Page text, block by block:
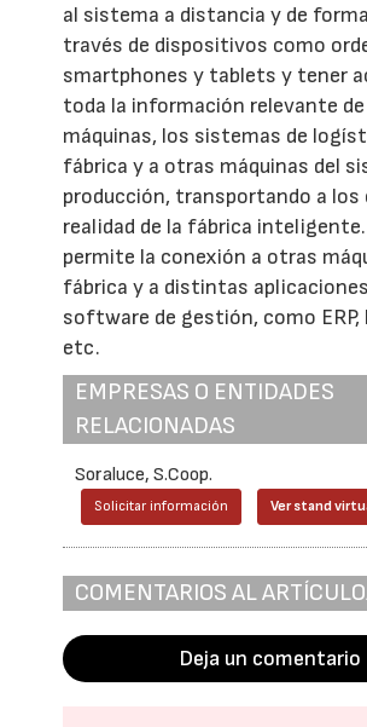
al sistema a distancia y de
través de dispositivos como
smartphones y tablets y tener
toda la información relevante de
máquinas, los sistemas de
fábrica y a otras máquinas del
producción, transportando a los
realidad de la fábrica inteligente.
permite la conexión a otras
fábrica y a distintas
software de gestión, como ERP,
etc.
EMPRESAS O ENTIDADES
RELACIONADAS
Soraluce, S.Coop.
Solicitar información Ver stand
COMENTARIOS AL
Deja un comentario